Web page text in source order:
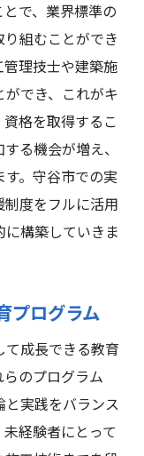
で、業界標準の
組むことができ
理技士や建築施
でき、これがキ
格を取得するこ
る機会が増え、
。守谷市での実
度をフルに活用
構築していきま
プログラム
成長できる教育
のプログラム
実践をバランス
経験者にとって